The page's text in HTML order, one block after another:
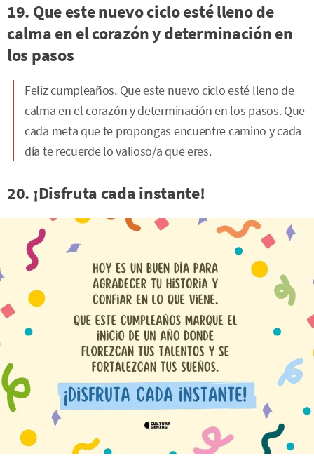
19. Que este nuevo ciclo esté lleno de
calma en el corazón y determinación en
los pasos
Feliz cumpleaños. Que este nuevo ciclo esté lleno de
calma en el corazón y determinación en los pasos. Que
cada meta que te propongas encuentre camino y cada
día te recuerde lo valioso/a que eres.
20. ¡Disfruta cada instante!